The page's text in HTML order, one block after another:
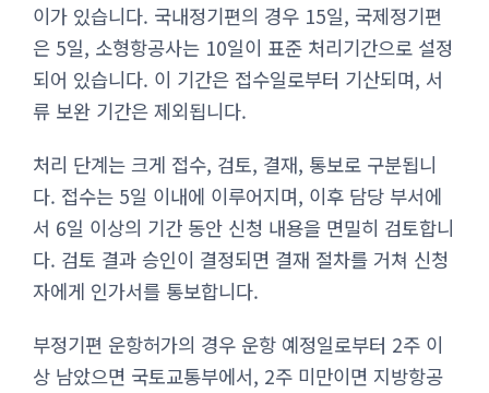
이가 있습니다. 국내정기편의 경우 15일, 국제정기편
은 5일, 소형항공사는 10일이 표준 처리기간으로 설정
되어 있습니다. 이 기간은 접수일로부터 기산되며, 서
류 보완 기간은 제외됩니다.
처리 단계는 크게 접수, 검토, 결재, 통보로 구분됩니
다. 접수는 5일 이내에 이루어지며, 이후 담당 부서에
서 6일 이상의 기간 동안 신청 내용을 면밀히 검토합니
다. 검토 결과 승인이 결정되면 결재 절차를 거쳐 신청
자에게 인가서를 통보합니다.
부정기편 운항허가의 경우 운항 예정일로부터 2주 이
상 남았으면 국토교통부에서, 2주 미만이면 지방항공